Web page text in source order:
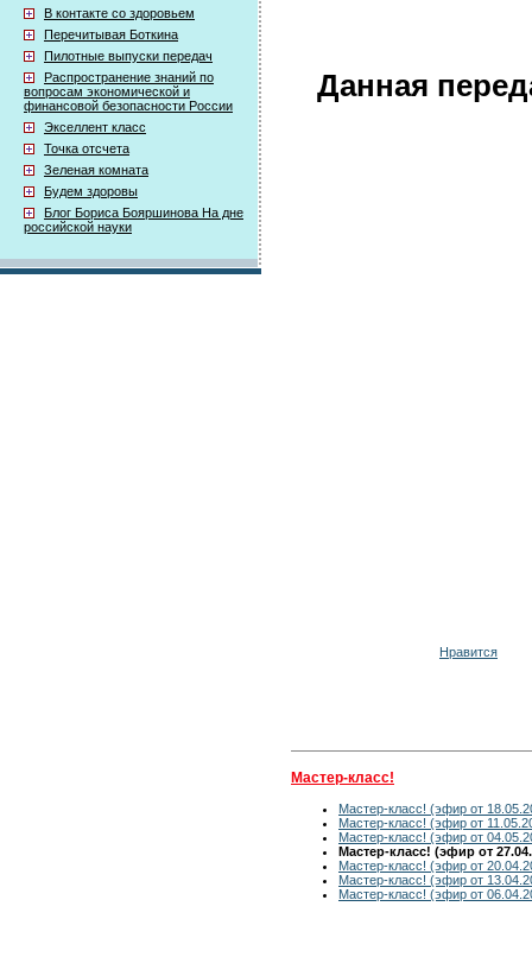
В контакте со здоровьем
Перечитывая Боткина
Пилотные выпуски передач
Распространение знаний по
вопросам экономической и
финансовой безопасности России
Экселлент класс
Точка отсчета
Зеленая комната
Будем здоровы
Блог Бориса Бояршинова На дне
российской науки
Данная
Нравится
Мастер-класс!
Мастер-класс! (эфир от
Мастер-класс! (эфир от
Мастер-класс! (эфир от
Мастер-класс! (эфир от
Мастер-класс! (эфир от
Мастер-класс! (эфир от
Мастер-класс! (эфир от